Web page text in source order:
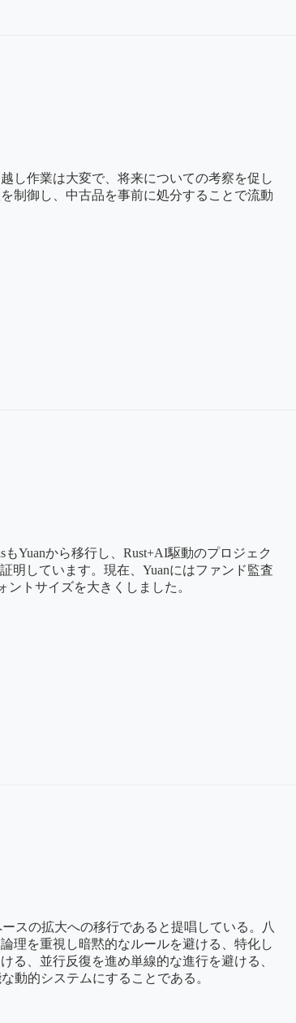
し作業は大変で、将来についての考察を促し
制御し、中古品を事前に処分することで流動
Yuanから移行し、Rust+AI駆動のプロジェク
明しています。現在、Yuanにはファンド監査
トサイズを大きくしました。
スの拡大への移行であると提唱している。八
理を重視し暗黙的なルールを避ける、特化し
る、並行反復を進め単線的な進行を避ける、
動的システムにすることである。